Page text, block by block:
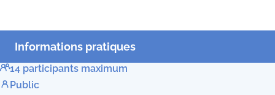
Informations pratiques
14 participants maximum
Public